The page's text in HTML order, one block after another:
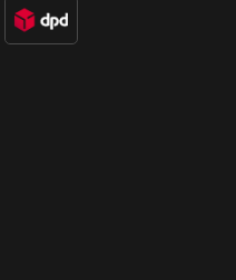
LINKEDIN
ONS OP PINTEREST